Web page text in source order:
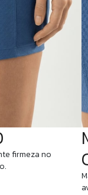
firmeza no